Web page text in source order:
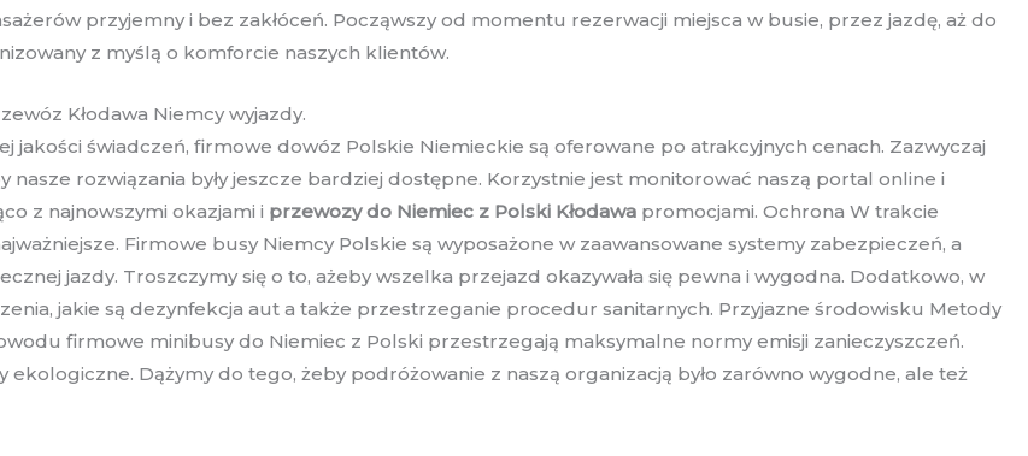
przyjemny i bez zakłóceń. Począwszy od momentu rezerwacji miejsca w busie, przez jazdę, aż do
z myślą o komforcie naszych klientów.
Kłodawa Niemcy wyjazdy.
jakości świadczeń, firmowe dowóz Polskie Niemieckie są oferowane po atrakcyjnych cenach. Zazwyczaj
rozwiązania były jeszcze bardziej dostępne. Korzystnie jest monitorować naszą portal online i
z najnowszymi okazjami i przewozy do Niemiec z Polski Kłodawa promocjami. Ochrona W trakcie
Firmowe busy Niemcy Polskie są wyposażone w zaawansowane systemy zabezpieczeń, a
jazdy. Troszczymy się o to, ażeby wszelka przejazd okazywała się pewna i wygodna. Dodatkowo, w
jakie są dezynfekcja aut a także przestrzeganie procedur sanitarnych. Przyjazne środowisku Metody
firmowe minibusy do Niemiec z Polski przestrzegają maksymalne normy emisji zanieczyszczeń.
ekologiczne. Dążymy do tego, żeby podróżowanie z naszą organizacją było zarówno wygodne, ale też